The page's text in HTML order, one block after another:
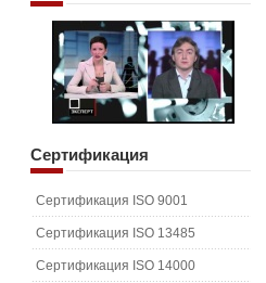
Сертификация
Сертификация ISO 9001
Сертификация ISO 13485
Сертификация ISO 14000